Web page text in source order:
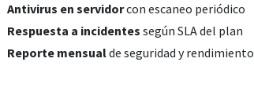
Antivirus en servidorcon escaneo periódico
Respuesta a incidentes según SLA del plan
Reporte mensualde seguridad y rendimiento